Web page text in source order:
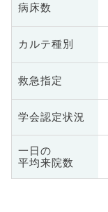
病床数
カルテ種別
救急指定
学会認定状況
一日の
平均来院数